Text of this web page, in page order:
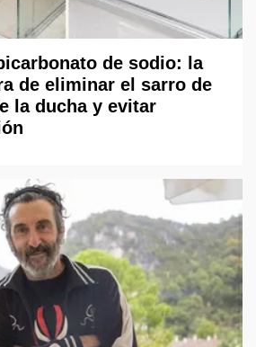
de sodio: la
de eliminar el sarro de
la ducha y evitar